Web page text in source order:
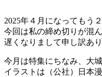
2025年４月になってもう
今回は私の締め切りが混
遅くなりまして申し訳あり
今月は特集にちなみ、大
イラストは（公社）日本